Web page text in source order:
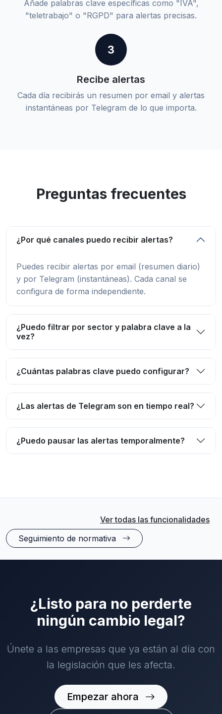
Añade palabras clave específicas como "IVA",
"teletrabajo" o "RGPD" para alertas precisas.
3
Recibe alertas
Cada día recibirás un resumen por email y alertas
instantáneas por Telegram de lo que importa.
Preguntas frecuentes
¿Por qué canales puedo recibir alertas?
Puedes recibir alertas por email (resumen diario)
y por Telegram (instantáneas). Cada canal se
configura de forma independiente.
¿Puedo filtrar por sector y palabra clave a la
vez?
¿Cuántas palabras clave puedo configurar?
¿Las alertas de Telegram son en tiempo real?
¿Puedo pausar las alertas temporalmente?
Ver todas las funcionalidades
Seguimiento de normativa
¿Listo para no perderte
ningún cambio legal?
Únete a las empresas que ya están al día con
la legislación que les afecta.
Empezar ahora